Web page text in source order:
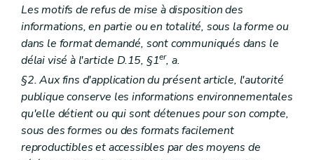
Les motifs de refus de mise à disposition des
informations, en partie ou en totalité, sous la forme ou
dans le format demandé, sont communiqués dans le
délai visé à l'article D.15, §1er, a.
§2. Aux fins d'application du présent article, l'autorité
publique conserve les informations environnementales
qu'elle détient ou qui sont détenues pour son compte,
sous des formes ou des formats facilement
reproductibles et accessibles par des moyens de